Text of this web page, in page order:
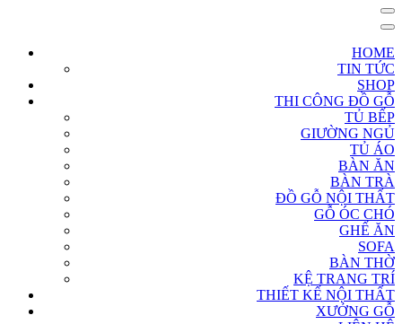
HOME
TIN TỨC
SHOP
THI CÔNG ĐỒ GỖ
TỦ BẾP
GIƯỜNG NGỦ
TỦ ÁO
BÀN ĂN
BÀN TRÀ
ĐỒ GỖ NỘI THẤT
GỖ ÓC CHÓ
GHẾ ĂN
SOFA
BÀN THỜ
KỆ TRANG TRÍ
THIẾT KẾ NỘI THẤT
XƯỞNG GỖ